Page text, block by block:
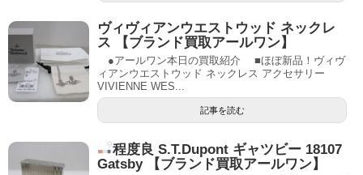
ヴィヴィアンウエストウッド ネックレ
ス 【ブランド買取アールワン】
●アールワン本日の買取紹介 ■ほぼ新品！ヴィヴ
ィアンウエストウッド ネックレス アクセサリー
VIVIENNE WES...
記事を読む
程度良 S.T.Dupont ギャツビー 18107
Gatsby 【ブランド買取アールワン】